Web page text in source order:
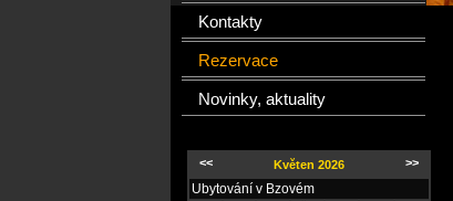
Kontakty
Rezervace
Novinky, aktuality
<< Květen 2026 >>
Ubytování v Bzovém